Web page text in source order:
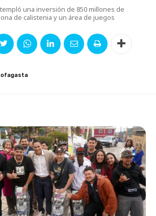
una inversión de 850 millones de
de calistenia y un área de juegos